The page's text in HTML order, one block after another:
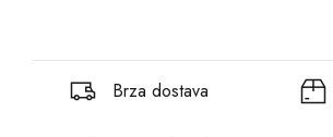
Brza dostava